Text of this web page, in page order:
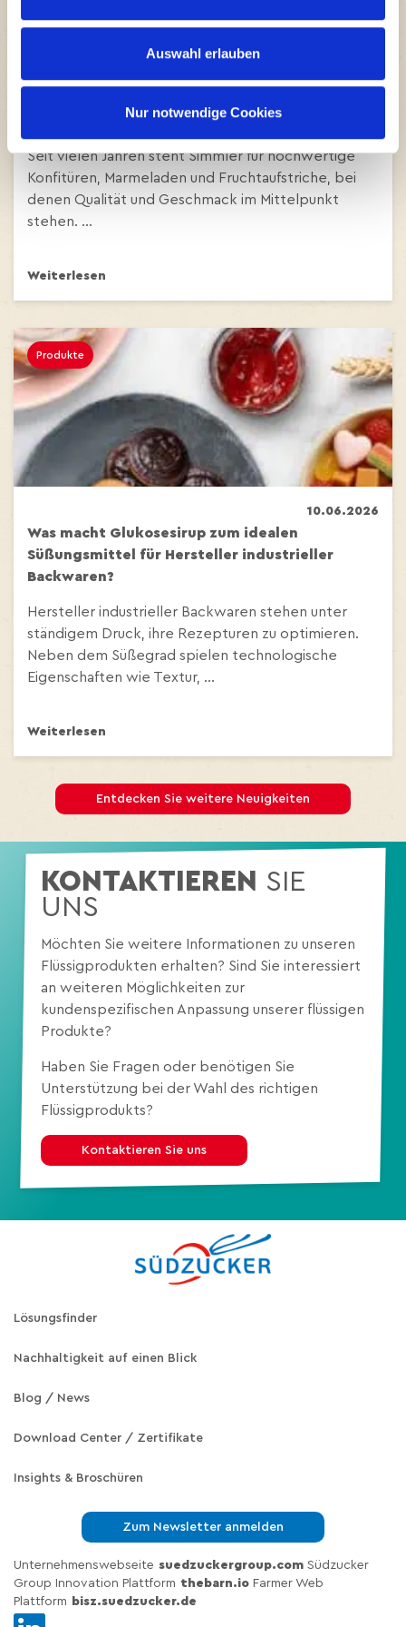
Auswahl erlauben
Nur notwendige Cookies
Südzucker-Rübenzucker und Simmler-
Produkt prägen
Seit vielen Jahren steht Simmler für hochwertige
Konfitüren, Marmeladen und Fruchtaufstriche, bei
denen Qualität und Geschmack im Mittelpunkt
stehen. ...
Weiterlesen
Produkte
10.06.2026
Was macht Glukosesirup zum idealen
Süßungsmittel für Hersteller industrieller
Backwaren?
Hersteller industrieller Backwaren stehen unter
ständigem Druck, ihre Rezepturen zu optimieren.
Neben dem Süßegrad spielen technologische
Eigenschaften wie Textur, ...
Weiterlesen
Entdecken Sie weitere Neuigkeiten
KONTAKTIEREN SIE
UNS
Möchten Sie weitere Informationen zu unseren
Flüssigprodukten erhalten? Sind Sie interessiert
an weiteren Möglichkeiten zur
kundenspezifischen Anpassung unserer flüssigen
Produkte?
Haben Sie Fragen oder benötigen Sie
Unterstützung bei der Wahl des richtigen
Flüssigprodukts?
Kontaktieren Sie uns
Lösungsfinder
Nachhaltigkeit auf einen Blick
Blog / News
Download Center / Zertifikate
Insights & Broschüren
Zum Newsletter anmelden
Unternehmenswebseite suedzuckergroup.com Südzucker
Group Innovation Plattform thebarn.io Farmer Web
Plattform
bisz.suedzucker.de